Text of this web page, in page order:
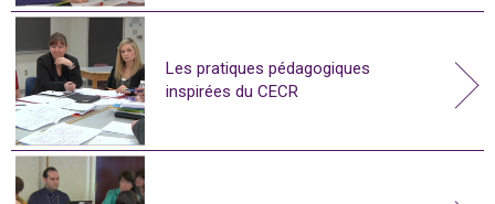
Les pratiques pédagogiques
inspirées du CECR